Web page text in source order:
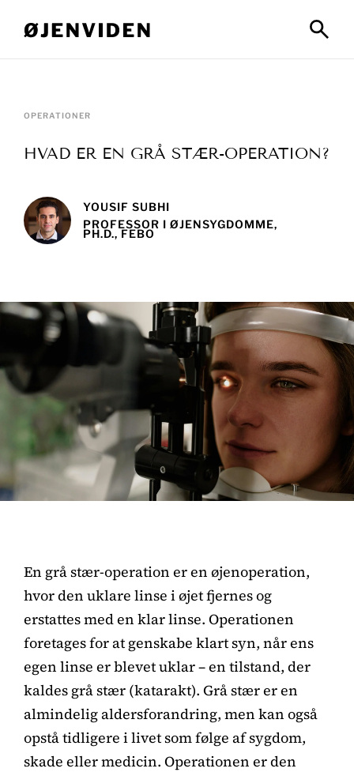
OPERATIONER
HVAD ER EN GRÅ STÆR-OPERATION?
YOUSIF SUBHI
PROFESSOR I ØJENSYGDOMME,
PH.D., FEBO
En grå stær-operation er en øjenoperation,
hvor den uklare linse i øjet fjernes og
erstattes med en klar linse. Operationen
foretages for at genskabe klart syn, når ens
egen linse er blevet uklar – en tilstand, der
kaldes grå stær (katarakt). Grå stær er en
almindelig aldersforandring, men kan også
opstå tidligere i livet som følge af sygdom,
skade eller medicin. Operationen er den